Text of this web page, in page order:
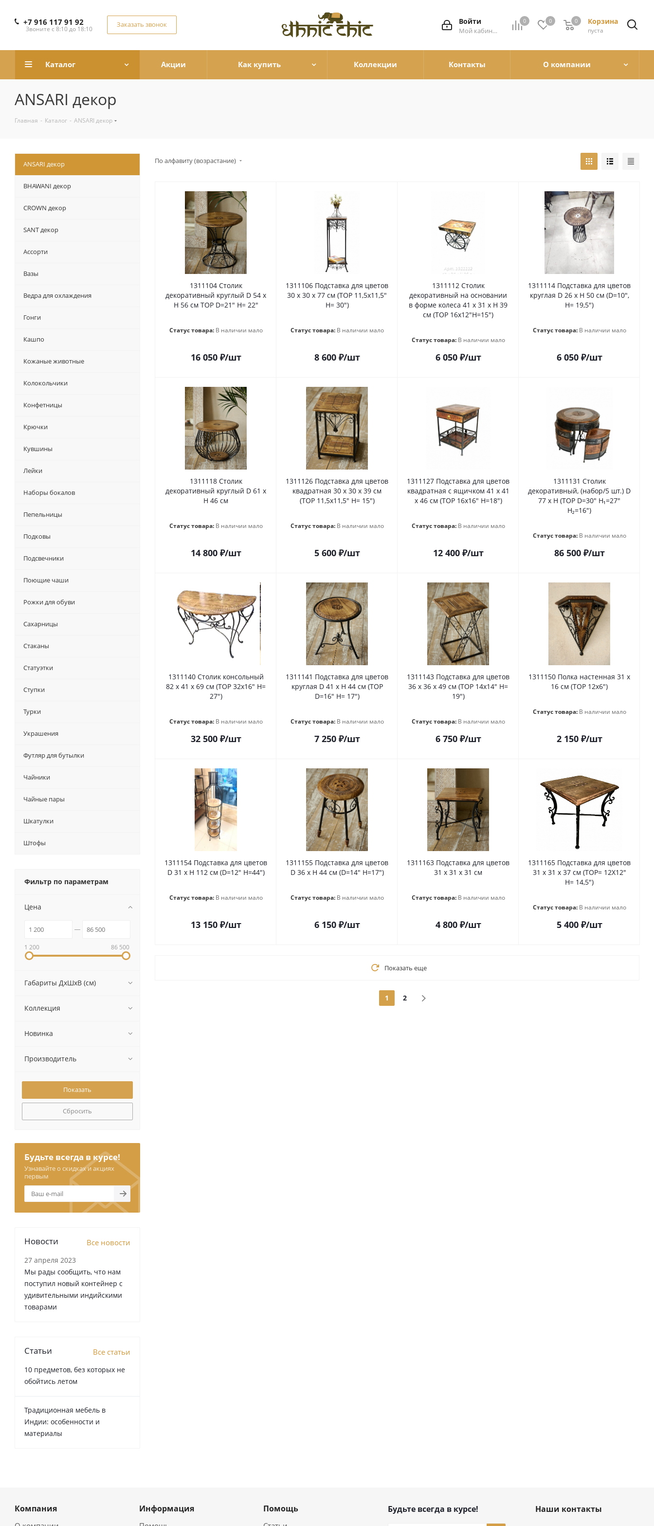
+7 916 117 91 92
Звоните с 8:10 до 18:10
Заказать звонок 0 0 Корзина
0
пуста
0
Войти
Мой кабинет
Каталог Акции Как купить Коллекции Контакты О компании
ANSARI декор
Главная - Каталог - ANSARI декор
По алфавиту (возрастание)
1311104 Столик
декоративный круглый D 54 х
H 56 см TOP D=21" H= 22"
Статус товара: В наличии мало
16 050₽/шт
1311106 Подставка для цветов
30 х 30 х 77 см (TOP 11,5x11,5"
H= 30")
Статус товара: В наличии мало
8 600₽/шт
1311112 Столик
декоративный на основании
в форме колеса 41 х 31 х H 39
см (TOP 16x12"H=15")
Статус товара: В наличии мало
6 050₽/шт
1311114 Подставка для цветов
круглая D 26 х H 50 см (D=10",
H= 19,5")
Статус товара: В наличии мало
6 050₽/шт
1311118 Столик
декоративный круглый D 61 х
H 46 см
Статус товара: В наличии мало
14 800₽/шт
1311126 Подставка для цветов
квадратная 30 х 30 х 39 см
(TOP 11,5x11,5" H= 15")
Статус товара: В наличии мало
5 600₽/шт
1311127 Подставка для цветов
квадратная с ящичком 41 х 41
х 46 см (TOP 16x16" H=18")
Статус товара: В наличии мало
12 400₽/шт
1311131 Столик
декоративный, (набор/5 шт.) D
77 х H (TOP D=30" H₁=27"
H₂=16")
Статус товара: В наличии мало
86 500₽/шт
1311140 Столик консольный
82 х 41 х 69 см (TOP 32x16" H=
27")
Статус товара: В наличии мало
32 500₽/шт
1311141 Подставка для цветов
круглая D 41 х H 44 см (TOP
D=16" H= 17")
Статус товара: В наличии мало
7 250₽/шт
1311143 Подставка для цветов
36 х 36 х 49 см (TOP 14x14" H=
19")
Статус товара: В наличии мало
6 750₽/шт
1311150 Полка настенная 31 х
16 см (TOP 12x6")
Статус товара: В наличии мало
2 150₽/шт
1311154 Подставка для цветов
D 31 х H 112 см (D=12" H=44")
Статус товара: В наличии мало
13 150₽/шт
1311155 Подставка для цветов
D 36 х H 44 см (D=14" H=17")
Статус товара: В наличии мало
6 150₽/шт
1311163 Подставка для цветов
31 х 31 х 31 см
Статус товара: В наличии мало
4 800₽/шт
1311165 Подставка для цветов
31 х 31 х 37 см (TOP= 12X12"
H= 14,5")
Статус товара: В наличии мало
5 400₽/шт
Показать еще
1 2
ANSARI декор
BHAWANI декор
CROWN декор
SANT декор
Ассорти
Вазы
Ведра для охлаждения
Гонги
Кашпо
Кожаные животные
Колокольчики
Конфетницы
Крючки
Кувшины
Лейки
Наборы бокалов
Пепельницы
Подковы
Подсвечники
Поющие чаши
Рожки для обуви
Сахарницы
Стаканы
Статуэтки
Ступки
Турки
Украшения
Футляр для бутылки
Чайники
Чайные пары
Шкатулки
Штофы
Фильтр по параметрам
Цена
1 200 86 500
Габариты ДхШхВ (см)
Коллекция
Новинка
Производитель
Сбросить
Будьте всегда в курсе!
Узнавайте о скидках и акциях
первым
Новости Все новости
27 апреля 2023
Мы рады сообщить, что нам
поступил новый контейнер с
удивительными индийскими
товарами
Статьи Все статьи
10 предметов, без которых не
обойтись летом
Традиционная мебель в
Индии: особенности и
материалы
Компания Информация Помощь Будьте всегда в курсе! Наши контакты